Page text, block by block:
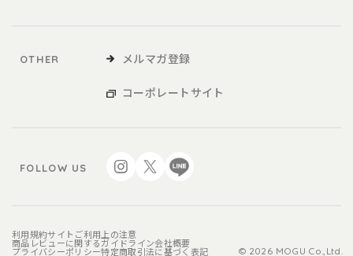
OTHER メルマガ登録
コーポレートサイト
FOLLOW US
利用規約サイトご利用上の注意
商品レビューに関するガイドライン会社概要
プライバシーポリシー特定商取引法に基づく表記 © 2026 MOGU Co.,Ltd.